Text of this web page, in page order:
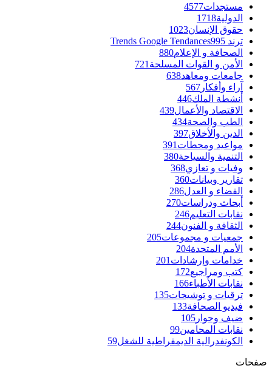
مستجدات4577
الدولية1718
حقوق الإنسان1023
ترند Trends Google Tendances 995
الصحافة و الإعلام880
الأمن و القوات المسلحة 721
جامعات ومعاهد638
آراء وأفكار 567
أنشطة الملك446
الاقتصاد والأعمال439
الطب والصحة434
الدين والأخلاق397
مواعيد ومحطات 391
التنمية والسياحة380
وفيات و تعازي368
تقارير وبيانات360
القضاء و العدل286
أبحاث ودراسات270
نقابات التعليم246
الثقافة و الفنون244
جمعيات و مجموعات205
الأمم المتحدة204
خدامات وإرشادات 201
كتب ومراجيع172
نقابات الأطباء166
ترقيات و توشيحات135
فيديو الصحافة133
ضيف وحوار 105
نقابات المحامين99
الكونفدرالية الديمقراطية للشغل59
صفحات